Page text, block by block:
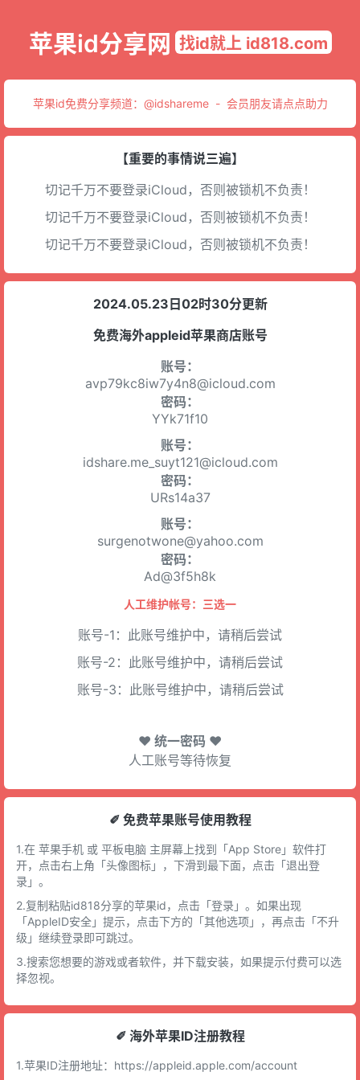
苹果id分享网 找id就上 id818.com
苹果id免费分享频道： @idshareme- 会员朋友请点点助力
【重要的事情说三遍】
切记千万不要登录iCloud，否则被锁机不负责！
切记千万不要登录iCloud，否则被锁机不负责！
切记千万不要登录iCloud，否则被锁机不负责！
2024.05.23日02时30分更新
免费海外appleid苹果商店账号
账号：
avp79kc8iw7y4n8@icloud.com
密码：
YYk71f10
账号：
idshare.me_suyt121@icloud.com
密码：
URs14a37
账号：
surgenotwone@yahoo.com
密码：
Ad@3f5h8k
人工维护帐号：三选一
账号-1：此账号维护中，请稍后尝试
账号-2：此账号维护中，请稍后尝试
账号-3：此账号维护中，请稍后尝试
♥ 统一密码 ♥
人工账号等待恢复
✐ 免费苹果账号使用教程
1.在 苹果手机 或 平板电脑 主屏幕上找到「App Store」软件打
开，点击右上角「头像图标」，下滑到最下面，点击「退出登
录」。
2.复制粘贴id818分享的苹果id，点击「登录」。如果出现
「AppleID安全」提示，点击下方的「其他选项」，再点击「不升
级」继续登录即可跳过。
3.搜索您想要的游戏或者软件，并下载安装，如果提示付费可以选
择忽视。
✐ 海外苹果ID注册教程
1.苹果ID注册地址： https://appleid.apple.com/account